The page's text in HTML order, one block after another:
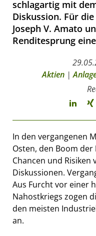
schlagartig mit
Diskussion. Für
Joseph V. Amato
Renditesprung
Aktien|
In den vergangenen
Osten, den Boom
Chancen und Risiken
Diskussionen.
Aus Furcht vor einer
Nahostkriegs zogen
den meisten
an.